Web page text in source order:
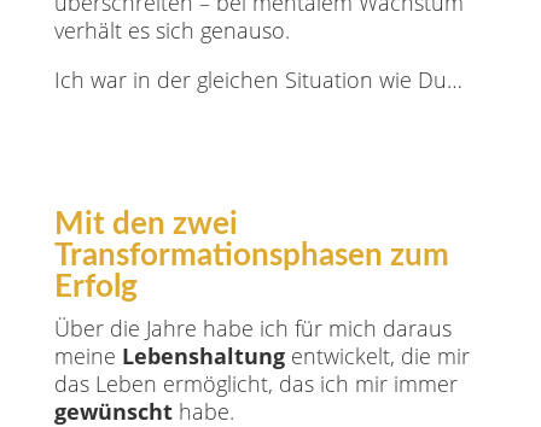
verhält es sich genauso.
Ich war in der gleichen Situation wie Du…
Mit den zwei
Transformationsphasen zum
Erfolg
Über die Jahre habe ich für mich daraus
meine Lebenshaltungentwickelt, die mir
das Leben ermöglicht, das ich mir immer
gewünschthabe.